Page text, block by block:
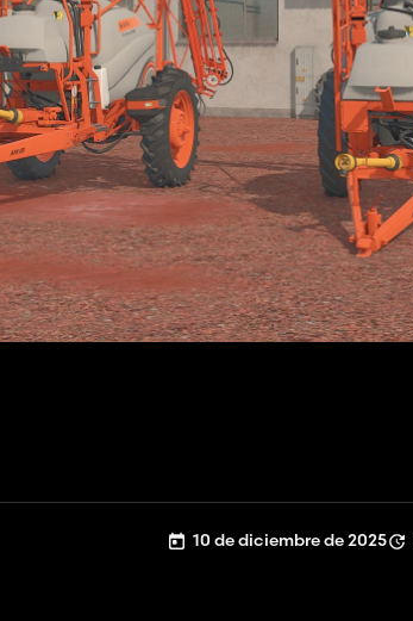
10 de diciembre de 2025